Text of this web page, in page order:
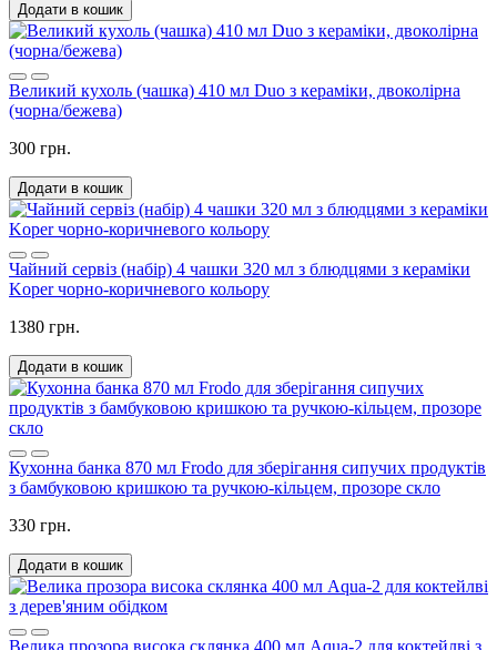
Додати в кошик
Великий кухоль (чашка) 410 мл Duo з кераміки, двоколірна
(чорна/бежева)
300 грн.
Додати в кошик
Чайний сервіз (набір) 4 чашки 320 мл з блюдцями з кераміки
Koper чорно-коричневого кольору
1380 грн.
Додати в кошик
Кухонна банка 870 мл Frodo для зберігання сипучих продуктів
з бамбуковою кришкою та ручкою-кільцем, прозоре скло
330 грн.
Додати в кошик